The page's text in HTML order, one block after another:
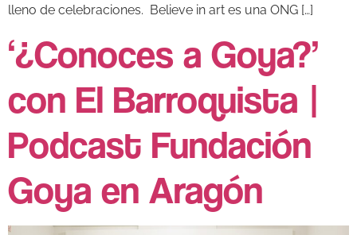
lleno de celebraciones. Believe in art es una ONG […]
‘¿Conoces a Goya?’
con El Barroquista |
Podcast Fundación
Goya en Aragón